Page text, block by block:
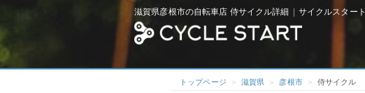
滋賀県彦根市の自転車店 侍サイクル詳細 | サイクルスタート
トップページ 滋賀県 彦根市 侍サイクル